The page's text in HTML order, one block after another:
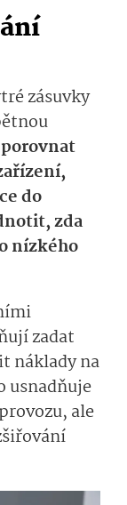
zásuvky
do
zda
nízkého
zadat
náklady na
usnadňuje
ale